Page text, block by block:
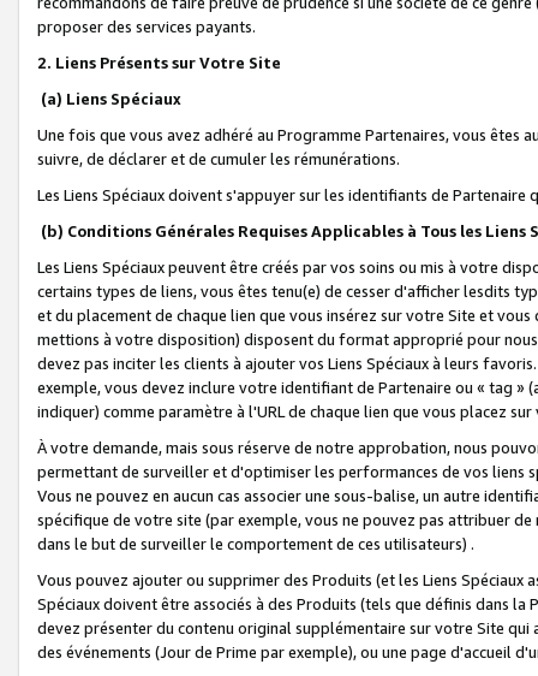
proposer des services payants.
2. Liens Présents sur Votre Site
(a) Liens Spéciaux
Une fois que vous avez adhéré au Programme Partenaires, vous êtes
suivre, de déclarer et de cumuler les rémunérations.
Les Liens Spéciaux doivent s'appuyer sur les identifiants de Partenaire
(b) Conditions Générales Requises Applicables à Tous les Liens
Les Liens Spéciaux peuvent être créés par vos soins ou mis à votre
certains types de liens, vous êtes tenu(e) de cesser d'afficher lesdits
et du placement de chaque lien que vous insérez sur votre Site et
mettions à votre disposition) disposent du format approprié pour
devez pas inciter les clients à ajouter vos Liens Spéciaux à leurs
exemple, vous devez inclure votre identifiant de Partenaire ou « tag
indiquer) comme paramètre à l'URL de chaque lien que vous placez
À votre demande, mais sous réserve de notre approbation, nous
permettant de surveiller et d'optimiser les performances de vos liens
Vous ne pouvez en aucun cas associer une sous-balise, un autre
spécifique de votre site (par exemple, vous ne pouvez pas attribuer
dans le but de surveiller le comportement de ces utilisateurs) .
Vous pouvez ajouter ou supprimer des Produits (et les Liens
Spéciaux doivent être associés à des Produits (tels que définis dans
devez présenter du contenu original supplémentaire sur votre Site qui
des événements (Jour de Prime par exemple), ou une page d'accueil